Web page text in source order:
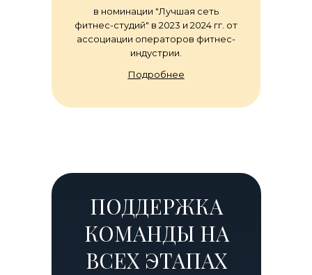
Подробнее
в номинации "Лучшая сеть
фитнес-студий" в 2023 и 2024 гг. от
ассоциации операторов фитнес-
индустрии.
ПОДДЕРЖКА
КОМАНДЫ НА
ВСЕХ ЭТАПАХ